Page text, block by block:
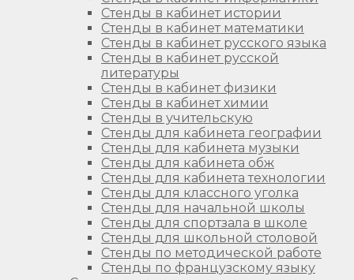
Стенды в кабинет истории
Стенды в кабинет математики
Стенды в кабинет русского языка
Стенды в кабинет русской
литературы
Стенды в кабинет физики
Стенды в кабинет химии
Стенды в учительскую
Стенды для кабинета географии
Стенды для кабинета музыки
Стенды для кабинета обж
Стенды для кабинета технологии
Стенды для классного уголка
Стенды для начальной школы
Стенды для спортзала в школе
Стенды для школьной столовой
Стенды по методической работе
Стенды по французскому языку